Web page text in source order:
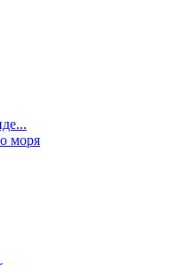
моря